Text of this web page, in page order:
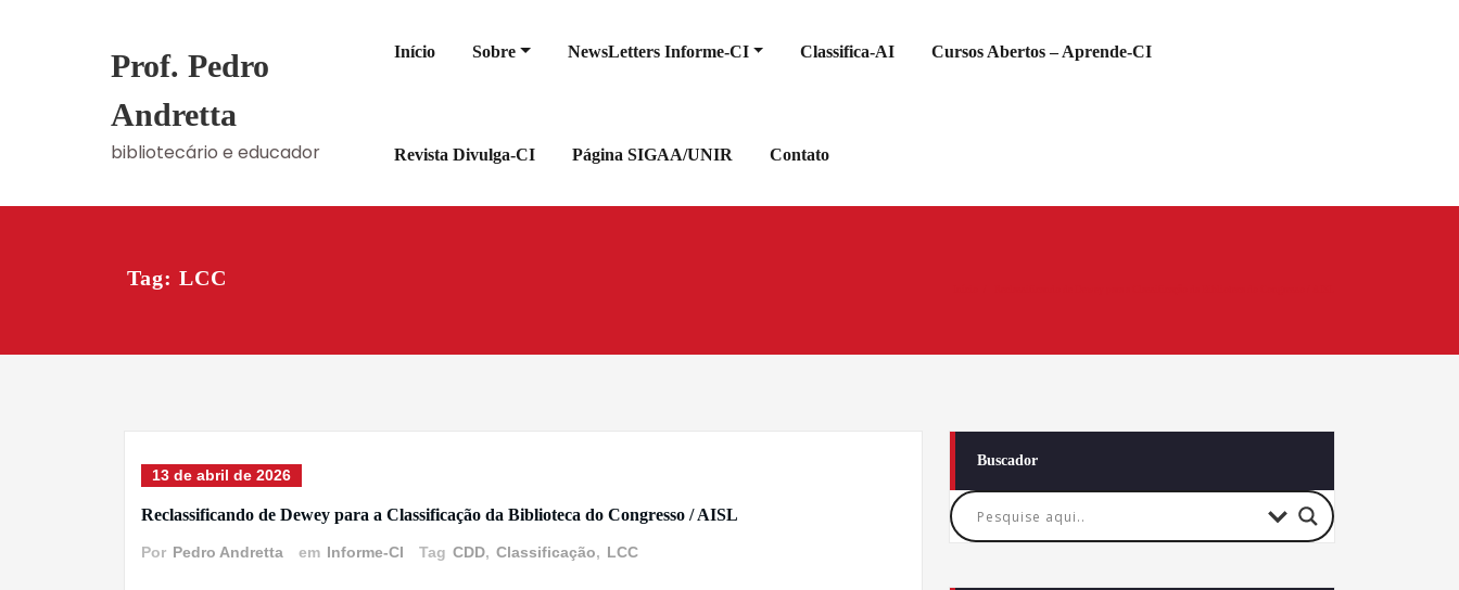
Prof. Pedro
Andretta
bibliotecário e educador
Início Sobre NewsLetters Informe-CI Classifica-AI Cursos Abertos – Aprende-CI
Revista Divulga-CI Página SIGAA/UNIR Contato
Tag: LCC
13 de abril de 2026
Reclassificando de Dewey para a Classificação da Biblioteca do Congresso / AISL
Por Pedro Andretta em Informe-CI Tag CDD, Classificação, LCC
Buscador